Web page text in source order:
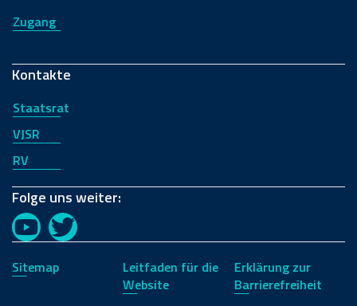
Zugang
Kontakte
Staatsrat
VJSR
RV
Folge uns weiter:
YouTubeTwitter
Sitemap
Leitfaden für die
Website
Erklärung zur
Barrierefreiheit